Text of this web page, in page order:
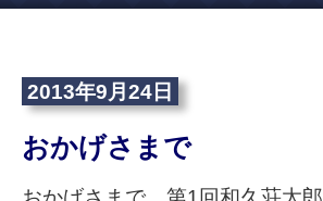
2013年9月24日
おかげさまで